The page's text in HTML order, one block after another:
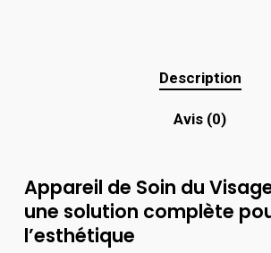
Description
Avis (0)
Appareil de Soin du Visage
une solution complète
l’esthétique